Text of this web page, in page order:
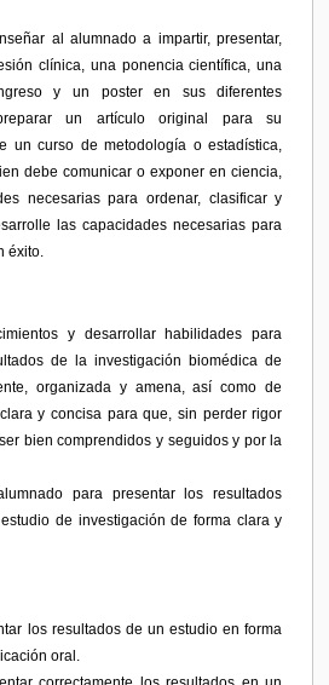
al alumnado a impartir, presentar,
clínica, una ponencia científica, una
y un poster en sus diferentes
un artículo original para su
un curso de metodología o estadística,
debe comunicar o exponer en ciencia,
necesarias para ordenar, clasificar y
las capacidades necesarias para
éxito.
y desarrollar habilidades para
de la investigación biomédica de
organizada y amena, así como de
y concisa para que, sin perder rigor
bien comprendidos y seguidos y por la
para presentar los resultados
de investigación de forma clara y
los resultados de un estudio en forma
oral.